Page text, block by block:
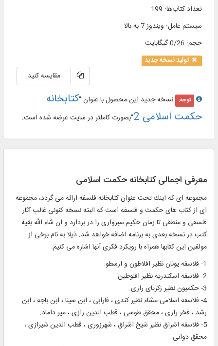
تعداد کتاب‌ها:
199
سیستم عامل: ویندوز 7 به بالا
حجم: 0/26 گیگابایت
تولید نسخه جدید
مقایسه کنید
توجه: نسخه جدید این محصول با عنوان "کتابخانه
حکمت اسلامی 2
"بصورت کاملتر در سایت عرضه شده است.
معرفی اجمالی کتابخانه حکمت اسلامی
مجموعه اى كه اينك تحت عنوان كتابخانه فلسفه ارائه مى گردد، مجموعه
ای از كتاب هاى حكمت و فلسفه است كه البته نسخه كنونى غالب آثار
فلسفى و منطقى تا زمان حكيم سبزوارى را در بردارد و ان شاء الله بقيه
كتب در نسخه بعدى به برنامه اضافه خواهد شد. ذيلا به نام برخى از
مولفين اين كتابها همراه با رويكرد فكرى آنها اشاره مى كنيم.
1- فلاسفه يونان نظير افلاطون و ارسطو.
2- فلاسفه اسكندريه نظير افلوطين.
3- حكميون نظير زكرياى رازى.
4- فلاسفه اسلامى مشاء نظير كندى ، فارابى ، ابن سينا ، ابن باجه ، ابن
رشد ، فخر رازى ، محقق طوسى ، قطب الدين رازى ، مير داماد.
5- فلاسفه اشراق نظير شيخ اشراق ، شهرزورى ، قطب الدين شيرازى ،
محقق دوانى.